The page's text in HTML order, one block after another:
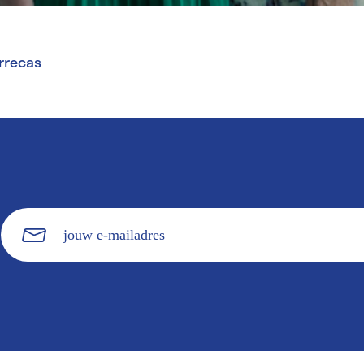
jouw
e-
mailadres